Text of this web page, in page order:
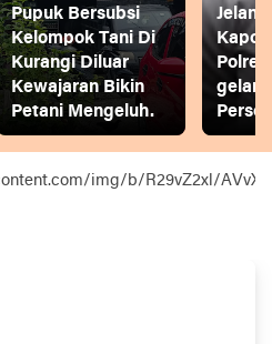
Pupuk Bersubsi
Kelompok Tani Di
Kurangi Diluar
Kewajaran Bikin
Petani Mengeluh.
gelar
img/b/R29vZ2xl/